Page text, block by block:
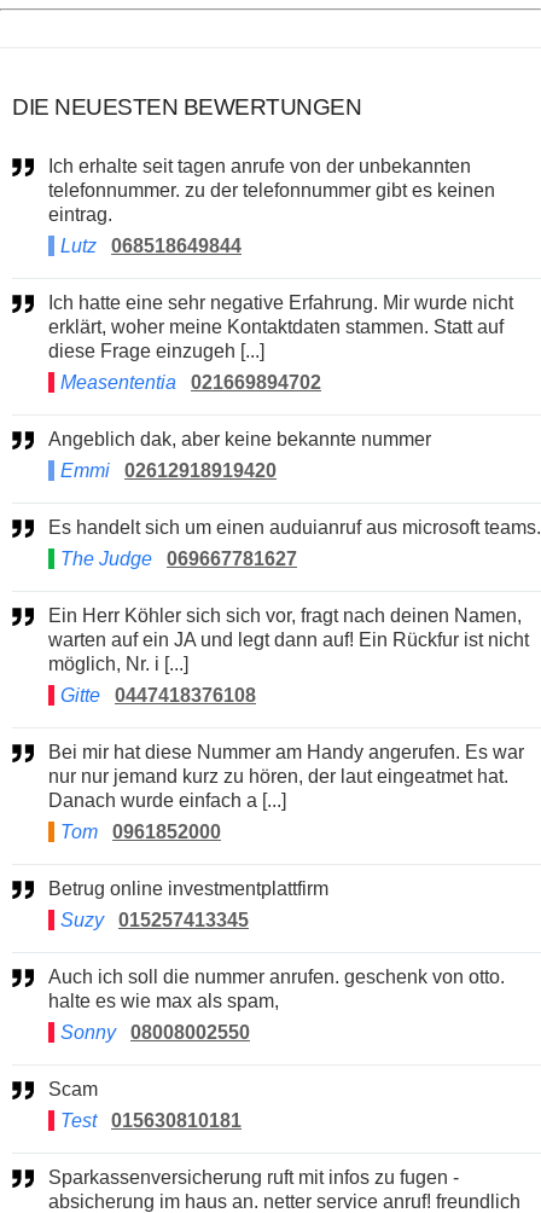
DIE NEUESTEN BEWERTUNGEN
telefonnummer. zu der telefonnummer gibt es keinen
eintrag.
Lutz
068518649844
erklärt, woher meine Kontaktdaten stammen. Statt auf
diese Frage einzugeh [...]
Measententia
021669894702
Angeblich dak, aber keine bekannte nummer
Emmi
02612918919420
Es handelt sich um einen auduianruf aus microsoft teams.
The Judge
069667781627
Ein Herr Köhler sich sich vor, fragt nach deinen Namen,
warten auf ein JA und legt dann auf! Ein Rückfur ist nicht
möglich, Nr. i [...]
Gitte
0447418376108
Bei mir hat diese Nummer am Handy angerufen. Es war
nur nur jemand kurz zu hören, der laut eingeatmet hat.
Danach wurde einfach a [...]
Tom
0961852000
Betrug online investmentplattfirm
Suzy
015257413345
Auch ich soll die nummer anrufen. geschenk von otto.
halte es wie max als spam,
Sonny
08008002550
Scam
Test
015630810181
Sparkassenversicherung ruft mit infos zu fugen -
absicherung im haus an. netter service anruf! freundlich